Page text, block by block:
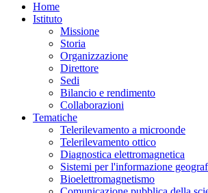
Home
Istituto
Missione
Storia
Organizzazione
Direttore
Sedi
Bilancio e rendimento
Collaborazioni
Tematiche
Telerilevamento a microonde
Telerilevamento ottico
Diagnostica elettromagnetica
Sistemi per l'informazione
Bioelettromagnetismo